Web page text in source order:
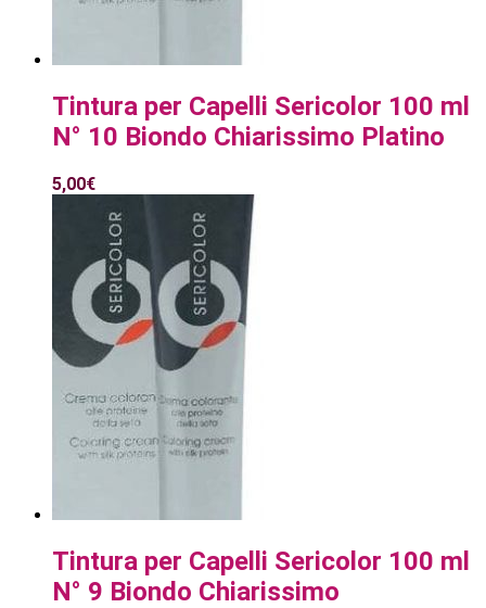
Tintura per Capelli Sericolor 100 ml
N° 10 Biondo Chiarissimo Platino
5,00€
Tintura per Capelli Sericolor 100 ml
N° 9 Biondo Chiarissimo